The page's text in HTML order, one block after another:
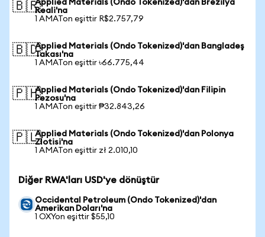
🇧🇷Applied Materials (Ondo Tokenized)'dan Brezilya
Reali'na
1 AMATon eşittir R$2.757,79
🇧🇩Applied Materials (Ondo Tokenized)'dan Bangladeş
Takası'na
1 AMATon eşittir ৳66.775,44
🇵🇭Applied Materials (Ondo Tokenized)'dan Filipin
Pezosu'na
1 AMATon eşittir ₱32.843,26
🇵🇱Applied Materials (Ondo Tokenized)'dan Polonya
Zlotisi'na
1 AMATon eşittir zł 2.010,10
Diğer RWA'ları USD'ye dönüştür
Occidental Petroleum (Ondo Tokenized)'dan
Amerikan Doları'na
1 OXYon eşittir $55,10